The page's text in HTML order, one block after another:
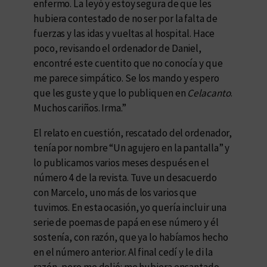
enfermo. La leyó y estoy segura de que les
hubiera contestado de no ser por la falta de
fuerzas y las idas y vueltas al hospital. Hace
poco, revisando el ordenador de Daniel,
encontré este cuentito que no conocía y que
me parece simpático. Se los mando y espero
que les guste y que lo publiquen en Celacanto.
Muchos cariños. Irma.”
El relato en cuestión, rescatado del ordenador,
tenía por nombre “Un agujero en la pantalla” y
lo publicamos varios meses después en el
número 4 de la revista. Tuve un desacuerdo
con Marcelo, uno más de los varios que
tuvimos. En esta ocasión, yo quería incluir una
serie de poemas de papá en ese número y él
sostenía, con razón, que ya lo habíamos hecho
en el número anterior. Al final cedí y le di la